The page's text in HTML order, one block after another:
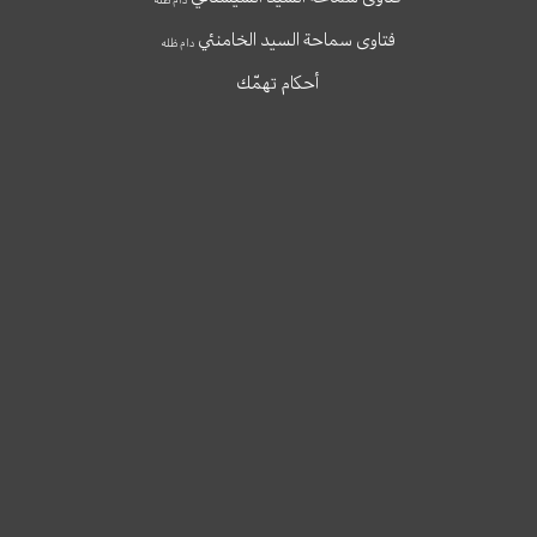
فتاوى سماحة السيد الخامنئيدام ظله
أحكام تهمّك